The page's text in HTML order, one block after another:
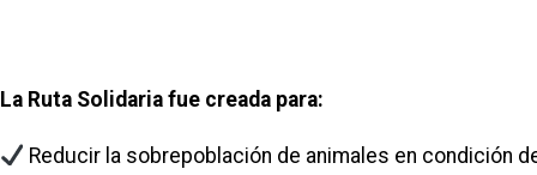
La Ruta Solidaria fue creada para:
Reducir la sobrepoblación de animales en condición